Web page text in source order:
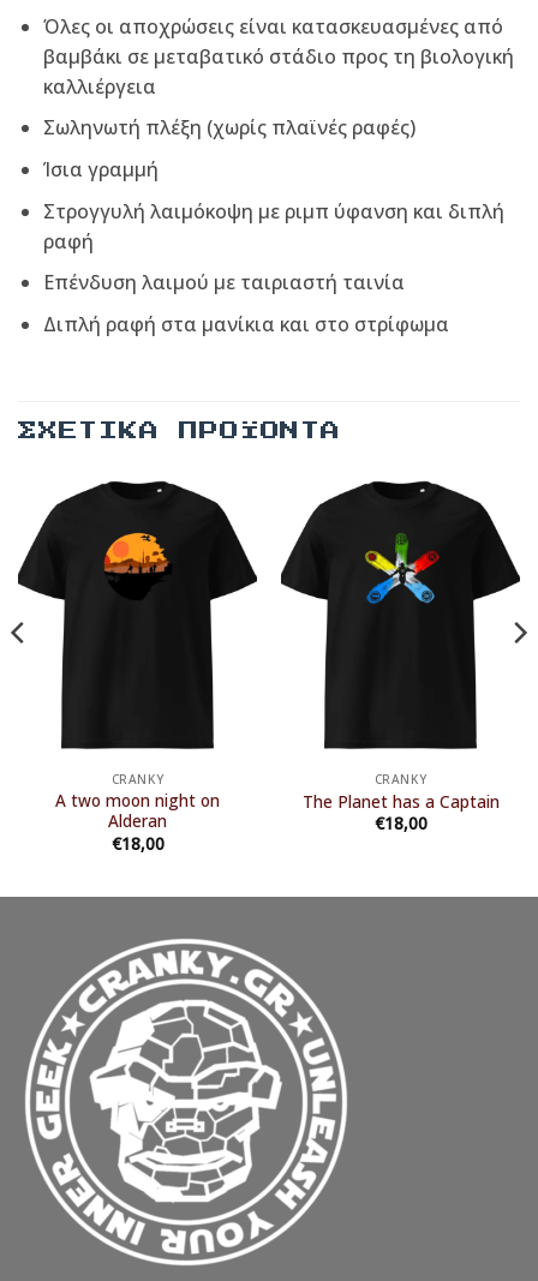
Όλες οι αποχρώσεις είναι κατασκευασμένες από
βαμβάκι σε μεταβατικό στάδιο προς τη βιολογική
καλλιέργεια
Σωληνωτή πλέξη (χωρίς πλαϊνές ραφές)
Ίσια γραμμή
Στρογγυλή λαιμόκοψη με ριμπ ύφανση και διπλή
ραφή
Επένδυση λαιμού με ταιριαστή ταινία
Διπλή ραφή στα μανίκια και στο στρίφωμα
ΣΧΕΤΙΚΆ ΠΡΟΪΌΝΤΑ
CRANKY
A two moon night on
Alderan
€18,00
CRANKY
The Planet has a Captain
€18,00